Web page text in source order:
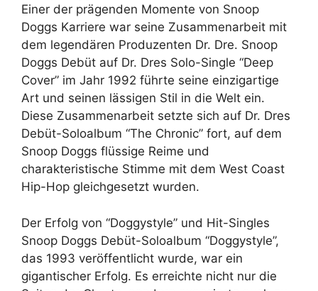
Einer der prägenden Momente von Snoop
Doggs Karriere war seine Zusammenarbeit mit
dem legendären Produzenten Dr. Dre. Snoop
Doggs Debüt auf Dr. Dres Solo-Single “Deep
Cover” im Jahr 1992 führte seine einzigartige
Art und seinen lässigen Stil in die Welt ein.
Diese Zusammenarbeit setzte sich auf Dr. Dres
Debüt-Soloalbum “The Chronic” fort, auf dem
Snoop Doggs flüssige Reime und
charakteristische Stimme mit dem West Coast
Hip-Hop gleichgesetzt wurden.
Der Erfolg von “Doggystyle” und Hit-Singles
Snoop Doggs Debüt-Soloalbum “Doggystyle”,
das 1993 veröffentlicht wurde, war ein
gigantischer Erfolg. Es erreichte nicht nur die